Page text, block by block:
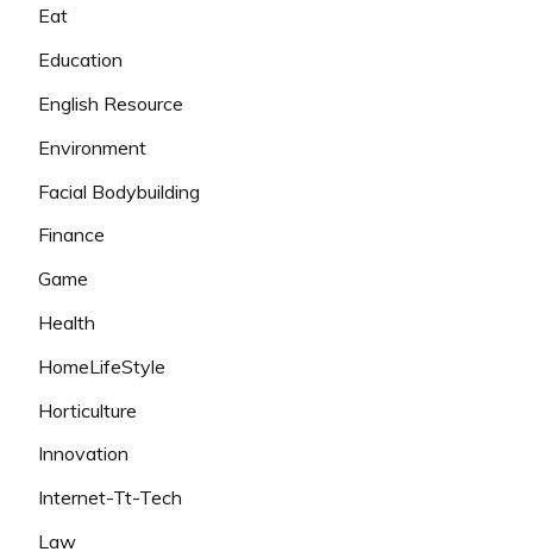
Eat
Education
English Resource
Environment
Facial Bodybuilding
Finance
Game
Health
HomeLifeStyle
Horticulture
Innovation
Internet-Tt-Tech
Law